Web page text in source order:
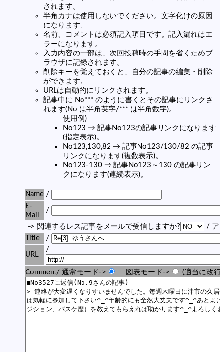
されます。
半角カナは使用しないでください。文字化けの原因
になります。
名前、コメントは必須記入項目です。記入漏れはエ
ラーになります。
入力内容の一部は、次回投稿時の手間を省くためブ
ラウザに記録されます。
削除キーを覚えておくと、自分の記事の編集・削除
ができます。
URLは自動的にリンクされます。
記事中に No*** のように書くとその記事にリンクさ
れます(No は半角英字/*** は半角数字)。
使用例)
No123 → 記事No123の記事リンクになります
(指定表示)。
No123,130,82 → 記事No123/130/82 の記事
リンクになります(複数表示)。
No123-130 → 記事No123～130 の記事リン
クになります(連続表示)。
Name /
E-
Mail
/
└> 関連するレス記事をメールで受信しますか?
/ ア
Title
/
URL
/
Comment/ 通常モード-> 図表モード-> (適当に改